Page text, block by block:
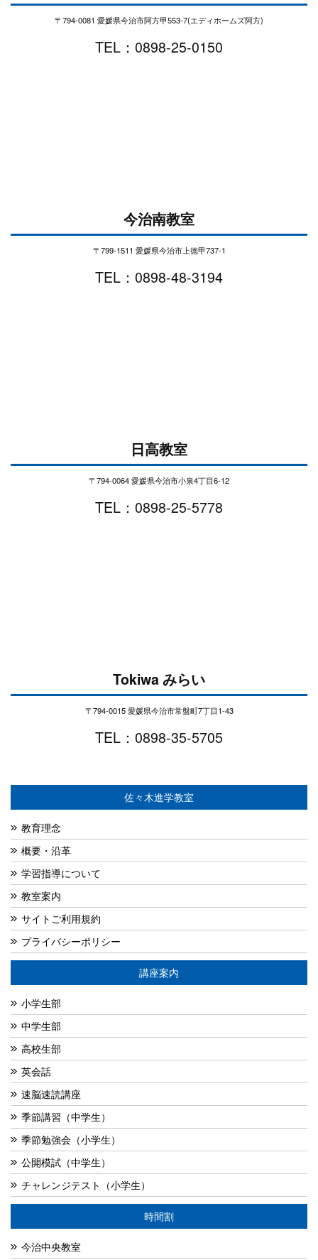
〒794-0081 愛媛県今治市阿方甲553-7(エディホームズ阿方)
TEL：0898-25-0150
今治南教室
〒799-1511 愛媛県今治市上徳甲737-1
TEL：0898-48-3194
日高教室
〒794-0064 愛媛県今治市小泉4丁目6-12
TEL：0898-25-5778
Tokiwa みらい
〒794-0015 愛媛県今治市常盤町7丁目1-43
TEL：0898-35-5705
佐々木進学教室
教育理念
概要・沿革
学習指導について
教室案内
サイトご利用規約
プライバシーポリシー
講座案内
小学生部
中学生部
高校生部
英会話
速脳速読講座
季節講習（中学生）
季節勉強会（小学生）
公開模試（中学生）
チャレンジテスト（小学生）
時間割
今治中央教室